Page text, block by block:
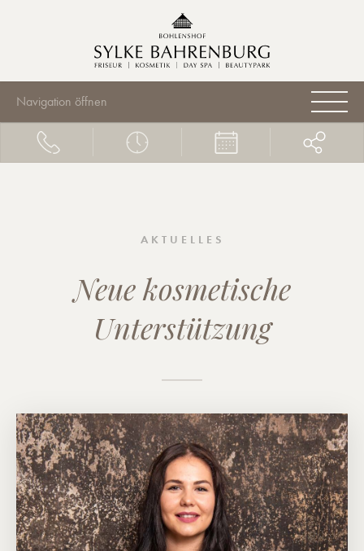
Navigation öffnen
AKTUELLES
Neue kosmetische
Unterstützung